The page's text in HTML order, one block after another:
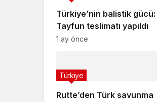
Türkiye’nin balistik gücü:
Tayfun teslimatı yapıldı
1 ay önce
Rutte’den Türk savunma
Türkiye